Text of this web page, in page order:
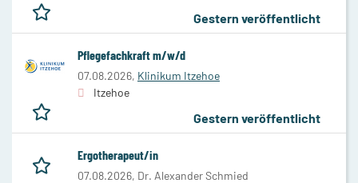
Gestern veröffentlicht
Pflegefachkraft m/w/d
07.08.2026, Klinikum Itzehoe
Itzehoe
Gestern veröffentlicht
Ergotherapeut/in
07.08.2026, Dr. Alexander Schmied